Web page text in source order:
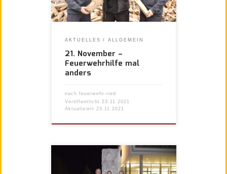
AKTUELLES ALLGEMEIN
21. November –
Feuerwehrhilfe mal
anders
nach feuerwehr-ried
Veröffentlicht
23.11.2021
Aktualisiert 23.11.2021